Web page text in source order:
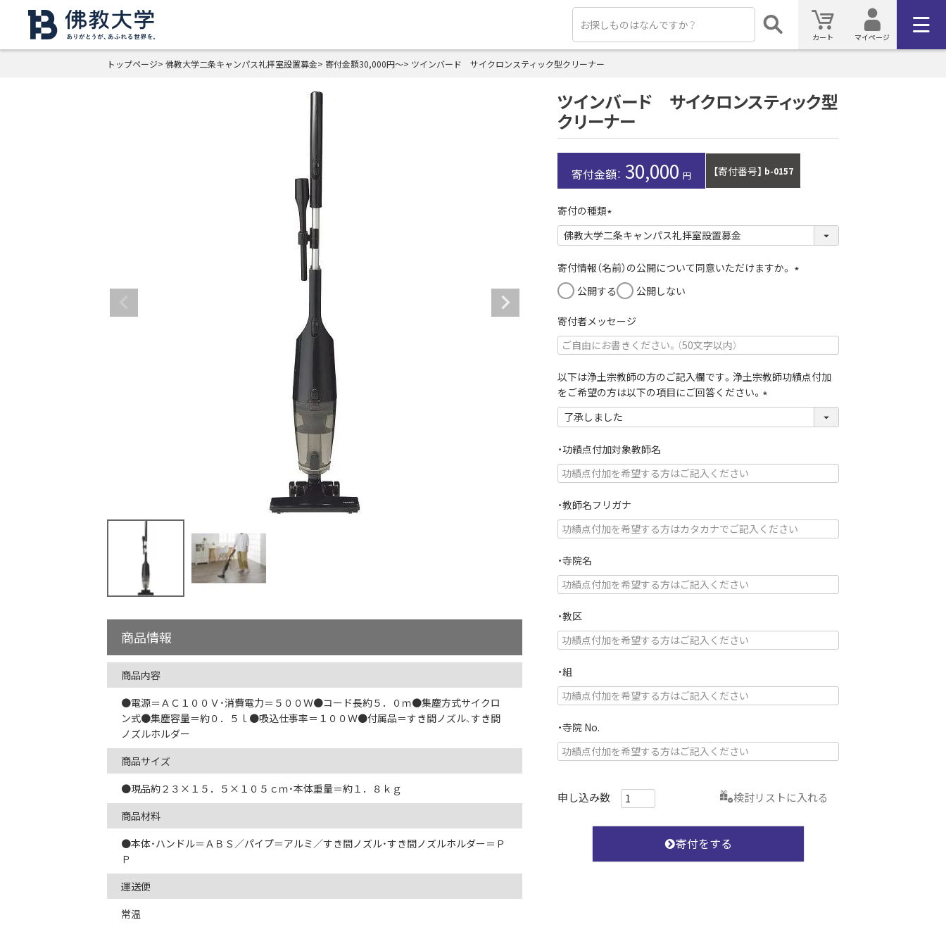
カート マイページ
トップページ 佛教大学二条キャンパス礼拝室設置募金 寄付金額30,000円～ ツインバード サイクロンスティック型クリーナー
ツインバード サイクロンスティック型
クリーナー
30,000 【寄付番号】 b-0157
寄付の種類
(
必
須
寄付情報（名前）の公開について同意いただけますか。
)
公開する 公開しない
寄付者メッセージ
以下は浄土宗教師の方のご記入欄です。浄土宗教師功績点付加
をご希望の方は以下の項目にご回答ください。
必
・功績点付加対象教師名
・教師名フリガナ
・寺院名
・教区
・組
・寺院 No.
検討リストに入れる
寄付をする
商品情報
商品内容
●電源＝ＡＣ１００Ｖ・消費電力＝５００Ｗ●コード長約５．０ｍ●集塵方式サイクロ
ン式●集塵容量＝約０．５ｌ●吸込仕事率＝１００Ｗ●付属品＝すき間ノズル、すき間
ノズルホルダー
商品サイズ
●現品約２３×１５．５×１０５ｃｍ・本体重量＝約１．８ｋｇ
商品材料
●本体・ハンドル＝ＡＢＳ／パイプ＝アルミ／すき間ノズル・すき間ノズルホルダー＝Ｐ
Ｐ
運送便
常温